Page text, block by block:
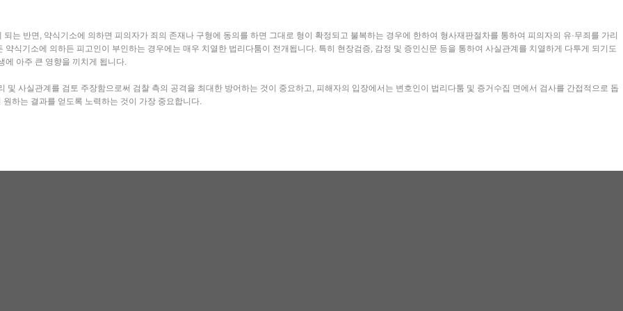
는 반면, 약식기소에 의하면 피의자가 죄의 존재나 구형에 동의를 하면 그대로 형이 확정되고 불복하는 경우에 한하여 형사재판절차를 통하여 피의자의 유·무죄를 가리
식기소에 의하든 피고인이 부인하는 경우에는 매우 치열한 법리다툼이 전개됩니다. 특히 현장검증, 감정 및 증인신문 등을 통하여 사실관계를 치열하게 다투게 되기도
아주 큰 영향을 끼치게 됩니다.
사실관계를 검토 주장함으로써 검찰 측의 공격을 최대한 방어하는 것이 중요하고, 피해자의 입장에서는 변호인이 법리다툼 및 증거수집 면에서 검사를 간접적으로 돕
하는 결과를 얻도록 노력하는 것이 가장 중요합니다.